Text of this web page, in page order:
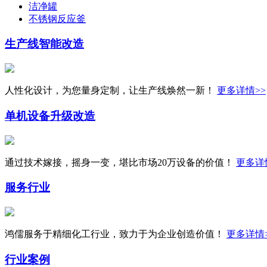
洁净罐
不锈钢反应釜
生产线智能改造
人性化设计，为您量身定制，让生产线焕然一新！ 更多详情>>
单机设备升级改造
通过技术嫁接，摇身一变，堪比市场20万设备的价值！ 更多详
服务行业
鸿儒服务于精细化工行业，致力于为企业创造价值！ 更多详情
行业案例